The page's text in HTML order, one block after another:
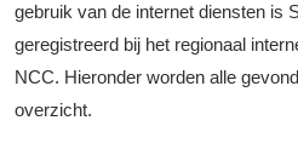
gebruik van de internet diensten is
geregistreerd bij het regionaal
NCC. Hieronder worden alle
overzicht.